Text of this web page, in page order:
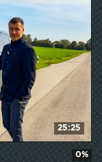
25:25
0%